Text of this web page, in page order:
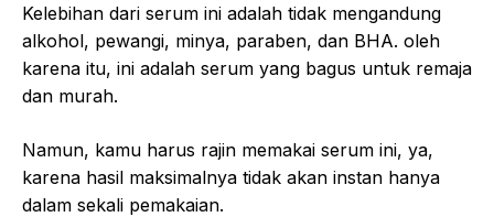
Kelebihan dari serum ini adalah tidak mengandung
alkohol, pewangi, minya, paraben, dan BHA. oleh
karena itu, ini adalah serum yang bagus untuk remaja
dan murah.
Namun, kamu harus rajin memakai serum ini, ya,
karena hasil maksimalnya tidak akan instan hanya
dalam sekali pemakaian.